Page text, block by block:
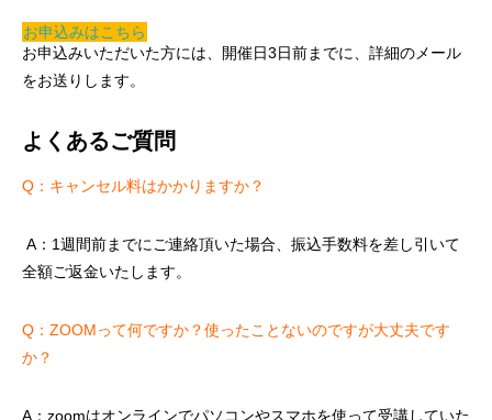
お申込みはこちら
お申込みいただいた方には、開催日3日前までに、詳細のメール
をお送りします。
よくあるご質問
Q：キャンセル料はかかりますか？
A：1週間前までにご連絡頂いた場合、振込手数料を差し引いて
全額ご返金いたします。
Q：ZOOMって何ですか？使ったことないのですが大丈夫です
か？
A：zoomはオンラインでパソコンやスマホを使って受講していた